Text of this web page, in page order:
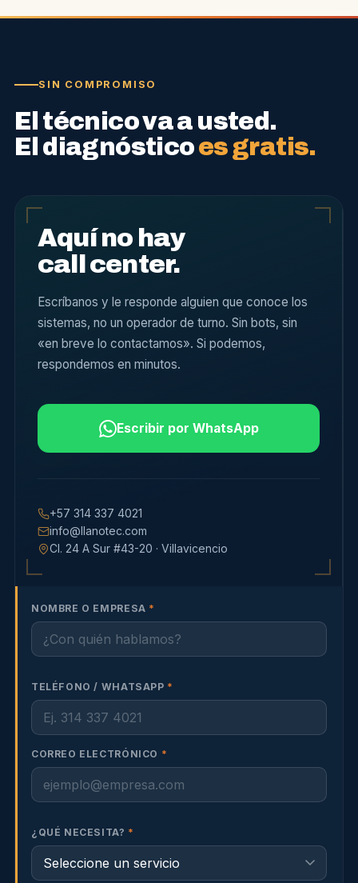
SIN COMPROMISO
El técnico va a usted.
El diagnósticoes gratis.
Aquí no hay
call center.
Escríbanos y le responde alguien que conoce los
sistemas, no un operador de turno. Sin bots, sin
«en breve lo contactamos». Si podemos,
respondemos en minutos.
Escribir por WhatsApp
+57 314 337 4021
info@llanotec.com
Cl. 24 A Sur #43-20 · Villavicencio
NOMBRE O EMPRESA *
TELÉFONO / WHATSAPP *
CORREO ELECTRÓNICO *
¿QUÉ NECESITA? *